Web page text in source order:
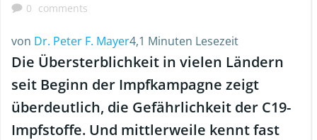
0 comments
von Dr. Peter F. Mayer4,1 Minuten Lesezeit
Die Übersterblichkeit in vielen Ländern
seit Beginn der Impfkampagne zeigt
überdeutlich, die Gefährlichkeit der C19-
Impfstoffe. Und mittlerweile kennt fast